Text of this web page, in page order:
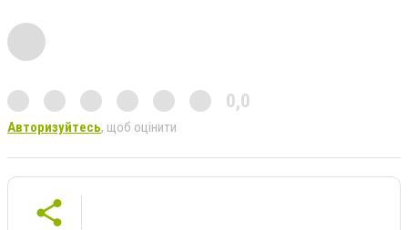
0,0
Авторизуйтесь, щоб оцінити